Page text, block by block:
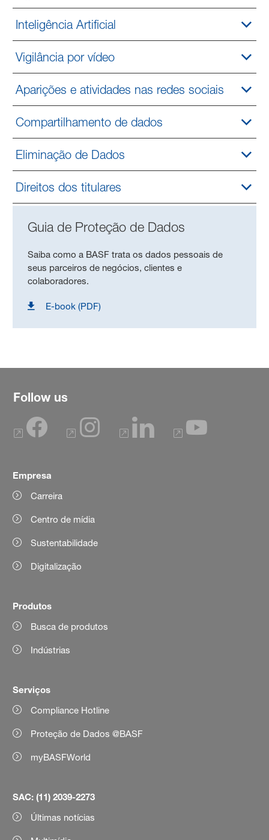
Inteligência Artificial
Vigilância por vídeo
Aparições e atividades nas redes sociais
Compartilhamento de dados
Eliminação de Dados
Direitos dos titulares
Guia de Proteção de Dados
Saiba como a BASF trata os dados pessoais de
seus parceiros de negócios, clientes e
colaboradores.
E-book (PDF)
Follow us
Empresa
Carreira
Centro de mídia
Sustentabilidade
Digitalização
Produtos
Busca de produtos
Indústrias
Serviços
Compliance Hotline
Proteção de Dados @BASF
myBASFWorld
SAC: (11) 2039-2273
Últimas notícias